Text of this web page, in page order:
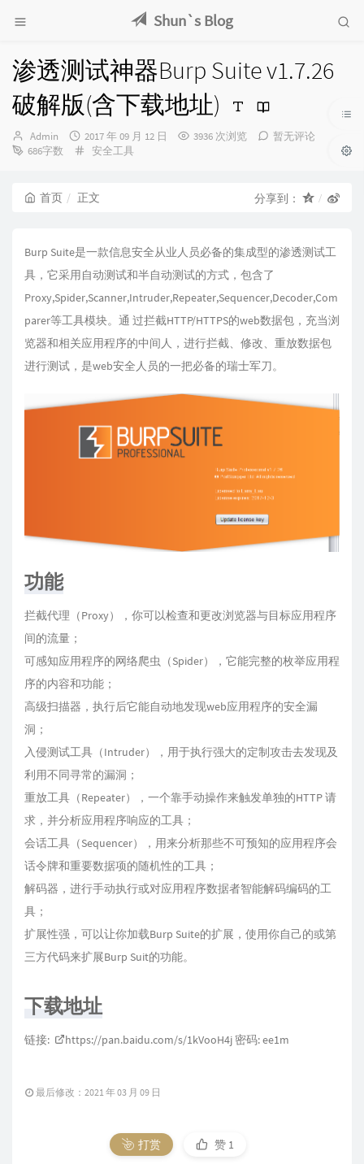
Shun`s Blog
渗透测试神器Burp Suite v1.7.26
破解版(含下载地址)
博
主：
Admin
发
布
2017 年 09 月 12 日 3936 次浏览
暂无评论
686字数
分
安全工具
首页 正文 分享到：
Burp Suite是一款信息安全从业人员必备的集成型的渗透测试工
具，它采用自动测试和半自动测试的方式，包含了
Proxy,Spider,Scanner,Intruder,Repeater,Sequencer,Decoder,Com
parer等工具模块。通 过拦截HTTP/HTTPS的web数据包，充当浏
览器和相关应用程序的中间人，进行拦截、修改、重放数据包
进行测试，是web安全人员的一把必备的瑞士军刀。
功能
拦截代理（Proxy），你可以检查和更改浏览器与目标应用程序
间的流量；
可感知应用程序的网络爬虫（Spider），它能完整的枚举应用程
序的内容和功能；
高级扫描器，执行后它能自动地发现web应用程序的安全漏
洞；
入侵测试工具（Intruder），用于执行强大的定制攻击去发现及
利用不同寻常的漏洞；
重放工具（Repeater），一个靠手动操作来触发单独的HTTP 请
求，并分析应用程序响应的工具；
会话工具（Sequencer），用来分析那些不可预知的应用程序会
话令牌和重要数据项的随机性的工具；
解码器，进行手动执行或对应用程序数据者智能解码编码的工
具；
扩展性强，可以让你加载Burp Suite的扩展，使用你自己的或第
三方代码来扩展Burp Suit的功能。
下载地址
链接: https://pan.baidu.com/s/1kVooH4j 密码: ee1m
最后修改：2021 年 03 月 09 日
打赏 赞 1